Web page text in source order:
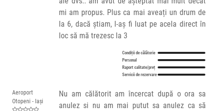
mi am propus. Plus ca mai aveați un drum de
la 6, dacă știam, l-aș fi luat pe acela direct în
loc să mă trezesc la 3
Condiții de călătorie
Personal
Raport calitate/preț
Servicii de rezervare
Aeroport
Otopeni - Iași
Nu am călătorit am încercat după o ora sa
anulez si nu am mai putut sa anulez ca să